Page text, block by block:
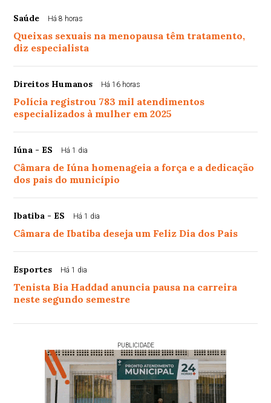
Saúde Há 8 horas
Queixas sexuais na menopausa têm tratamento,
diz especialista
Direitos Humanos Há 16 horas
Polícia registrou 783 mil atendimentos
especializados à mulher em 2025
Iúna - ES Há 1 dia
Câmara de Iúna homenageia a força e a dedicação
dos pais do município
Ibatiba - ES Há 1 dia
Câmara de Ibatiba deseja um Feliz Dia dos Pais
Esportes Há 1 dia
Tenista Bia Haddad anuncia pausa na carreira
neste segundo semestre
PUBLICIDADE